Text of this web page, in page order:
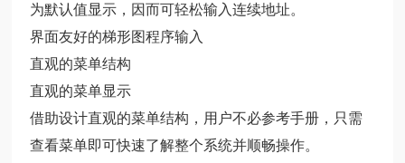
为默认值显示，因而可轻松输入连续地址。
界面友好的梯形图程序输入
直观的菜单结构
直观的菜单显示
借助设计直观的菜单结构，用户不必参考手册，只需
查看菜单即可快速了解整个系统并顺畅操作。